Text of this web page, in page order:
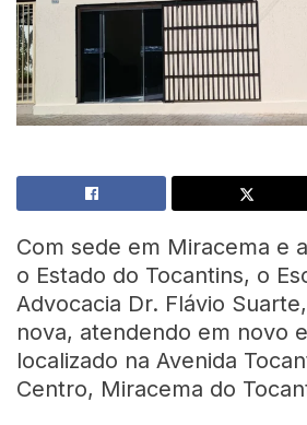
Com sede em Miracema e
o Estado do Tocantins, o
Advocacia Dr. Flávio
nova, atendendo em novo
localizado na Avenida
Centro, Miracema do